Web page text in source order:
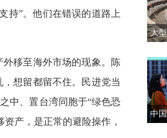
持”。他们在错误的道路上
移至海外市场的现象。陈
想留都留不住。民进党当
中、置台湾同胞于“绿色恐
产，是正常的避险操作，
大
中